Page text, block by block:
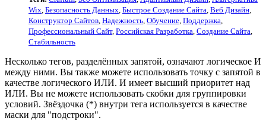
Wix, Безопасность Данных, Быстрое Создание Сайта, Веб Дизайн,
Конструктор Сайтов, Надежность, Обучение, Поддержка,
Профессиональный Сайт, Российская Разработка, Создание Сайта,
Стабильность
Несколько тегов, разделённых запятой, означают логическое И
между ними. Вы также можете использовать точку с запятой в
качестве логического ИЛИ. И имеет высший приоритет над
ИЛИ. Вы не можете использовать скобки для группировки
условий. Звёздочка (*) внутри тега используется в качестве
маски для "подстроки".